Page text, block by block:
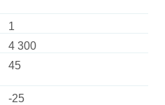
1
4 300
45
-25